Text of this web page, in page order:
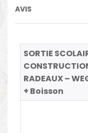
AVIS
SORTIE
RADEAUX –
+ Boisson